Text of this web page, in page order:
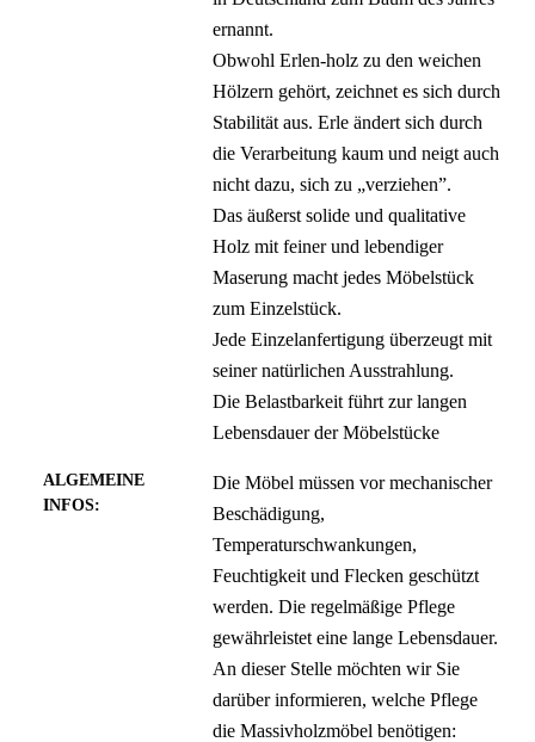
ernannt.
Obwohl Erlen-holz zu den weichen
Hölzern gehört, zeichnet es sich durch
Stabilität aus. Erle ändert sich durch
die Verarbeitung kaum und neigt auch
nicht dazu, sich zu „verziehen”.
Das äußerst solide und qualitative
Holz mit feiner und lebendiger
Maserung macht jedes Möbelstück
zum Einzelstück.
Jede Einzelanfertigung überzeugt mit
seiner natürlichen Ausstrahlung.
Die Belastbarkeit führt zur langen
Lebensdauer der Möbelstücke
ALGEMEINE
INFOS:
Die Möbel müssen vor mechanischer
Beschädigung,
Temperaturschwankungen,
Feuchtigkeit und Flecken geschützt
werden. Die regelmäßige Pflege
gewährleistet eine lange Lebensdauer.
An dieser Stelle möchten wir Sie
darüber informieren, welche Pflege
die Massivholzmöbel benötigen: